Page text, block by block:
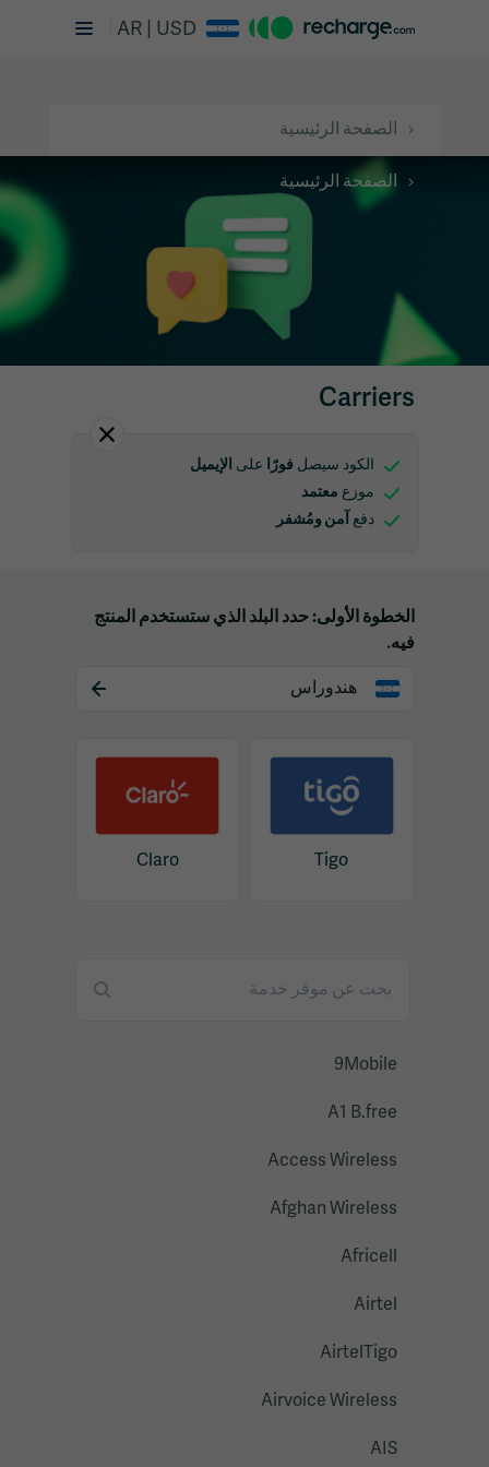
AR | USD
الصفحة الرئيسية
الصفحة الرئيسية
Carriers
الكود سيصل فورًا على الإيميل
موزع معتمد
دفع آمن ومُشفر
الخطوة الأولى: حدد البلد الذي ستستخدم المنتج
فيه.
هندوراس
Tigo
Claro
9Mobile
A1 B.free
Access Wireless
Afghan Wireless
Africell
Airtel
AirtelTigo
Airvoice Wireless
AIS